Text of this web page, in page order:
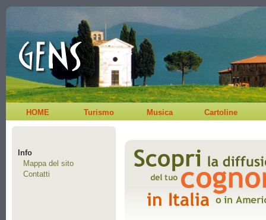
HOME Turismo Musica Cartoline
Info
Mappa del sito
Contatti